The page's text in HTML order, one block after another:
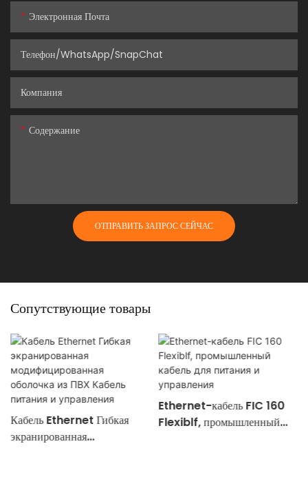
Электронная Почта
Телефон/WhatsApp/SnapChat
Компания
Содержание
ОТПРАВИТЬ ЗАПРОС СЕЙЧАС
Сопутствующие товары
Кабель Ethernet Гибкая
экранированная
Ethernet-кабель FIC 160
Flexiblf, промышленный